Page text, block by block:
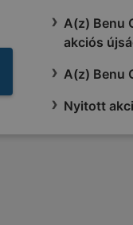
A(z) Benu
akciós
A(z) Benu
Nyitott